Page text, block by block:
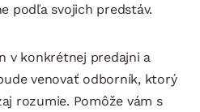
podľa svojich predstáv.
v konkrétnej predajni a
venovať odborník, ktorý
rozumie. Pomôže vám s